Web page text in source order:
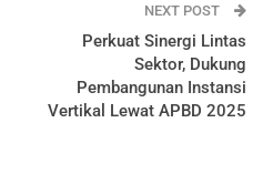
NEXT POST
Perkuat Sinergi Lintas
Sektor, Dukung
Pembangunan Instansi
Vertikal Lewat APBD 2025